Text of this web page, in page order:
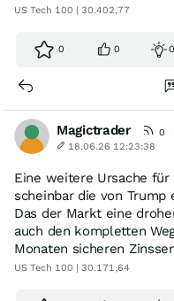
US Tech 100 | 30.402,77
0 0 0
Magictrader
0
18.06.26 12:23:38
Eine weitere Ursache
scheinbar die von Trump
Das der Markt eine
auch den kompletten
Monaten sicheren
US Tech 100 | 30.171,64